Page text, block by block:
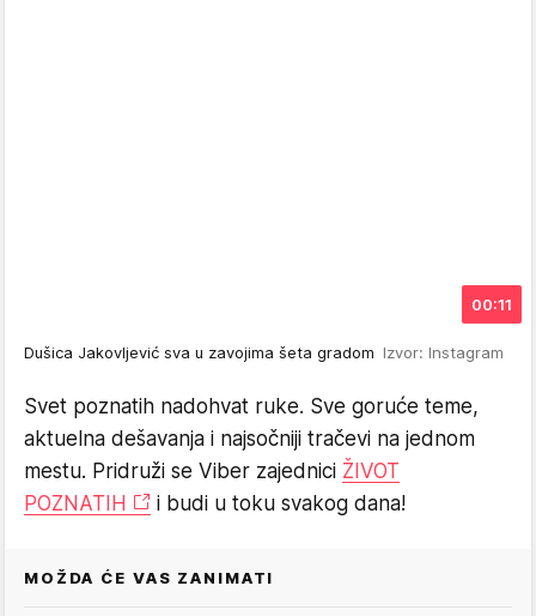
00:11
Dušica Jakovljević sva u zavojima šeta gradom Izvor: Instagram
Svet poznatih nadohvat ruke. Sve goruće teme,
aktuelna dešavanja i najsočniji tračevi na jednom
mestu. Pridruži se Viber zajednici ŽIVOT
POZNATIH
i budi u toku svakog dana!
MOŽDA ĆE VAS ZANIMATI